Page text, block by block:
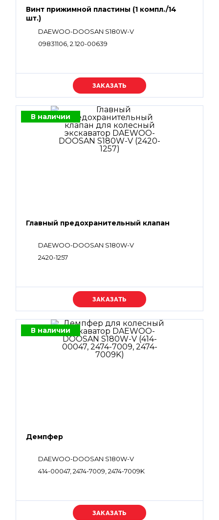
Винт прижимной пластины (1 компл./14
шт.)
DAEWOO-DOOSAN S180W-V
09831106, 2.120-00639
Уточняйте цену
В наличии
Главный предохранительный клапан
DAEWOO-DOOSAN S180W-V
2420-1257
Уточняйте цену
В наличии
Демпфер
DAEWOO-DOOSAN S180W-V
414-00047, 2474-7009, 2474-7009K
Уточняйте цену